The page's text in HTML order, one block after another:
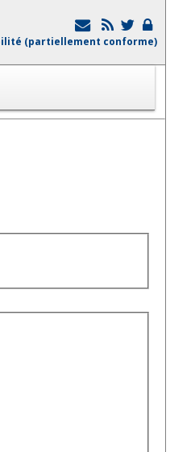
(partiellement conforme)